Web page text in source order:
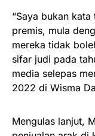
“Saya bukan
premis, mula
mereka tidak
sifar judi pada
media selepas
2022 di Wisma
Mengulas lanjut,